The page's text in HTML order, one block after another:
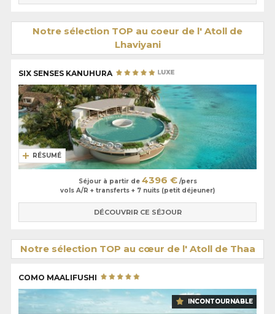
Notre sélection TOP au coeur de l' Atoll de
Lhaviyani
SIX SENSES KANUHURA
RÉSUMÉ
Séjour à partir de 4396 €/pers
vols A/R + transferts + 7 nuits (petit déjeuner)
DÉCOUVRIR CE SÉJOUR
Notre sélection TOP au cœur de l' Atoll de Thaa
COMO MAALIFUSHI
INCONTOURNABLE